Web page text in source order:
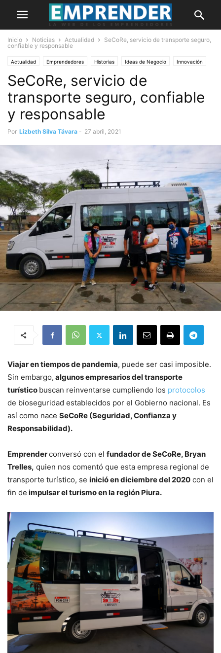
Inicio Noticias Actualidad
SeCoRe, servicio de transporte seguro,
confiable y responsable
Actualidad Emprendedores Historias Ideas de Negocio Innovación
PORTADA
SeCoRe, servicio de
transporte seguro, confiable
y responsable
Por Lizbeth Silva Távara - 27 abril, 2021
Viajar en tiempos de pandemia, puede ser casi imposible.
Sin embargo, algunos empresarios del transporte
turístico buscan reinventarse cumpliendo los protocolos
de bioseguridad establecidos por el Gobierno nacional. Es
así como nace SeCoRe (Seguridad, Confianza y
Responsabilidad).
Emprenderconversó con el fundador de SeCoRe, Bryan
Trelles, quien nos comentó que esta empresa regional de
transporte turístico, se inició en diciembre del 2020 con el
fin de impulsar el turismo en la región Piura.